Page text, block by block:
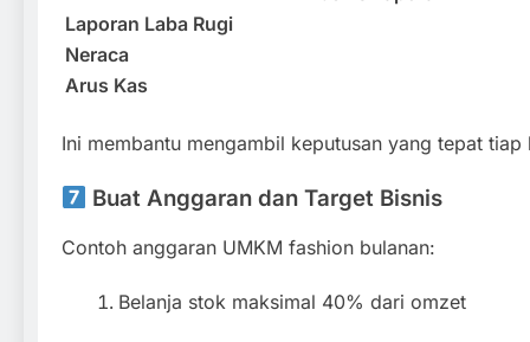
Laporan Laba Rugi
Neraca
Arus Kas
Ini membantu mengambil keputusan yang tepat tiap
Buat Anggaran dan Target Bisnis
Contoh anggaran UMKM fashion bulanan:
Belanja stok maksimal 40% dari omzet